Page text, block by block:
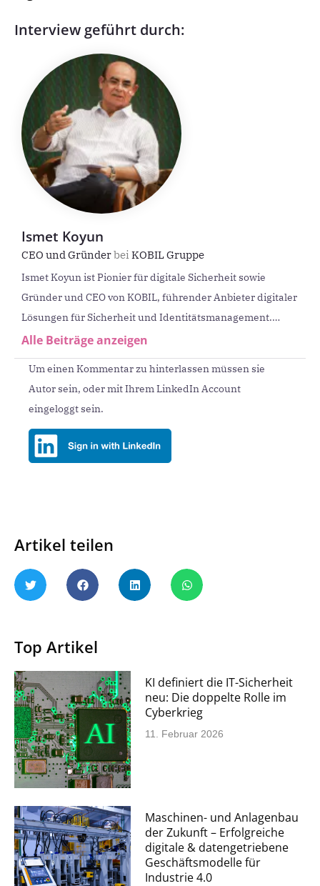
Interview geführt durch:
Ismet Koyun
CEO und GründerbeiKOBIL Gruppe
Ismet Koyun ist Pionier für digitale Sicherheit sowie
Gründer und CEO von KOBIL, führender Anbieter digitaler
Lösungen für Sicherheit und Identitätsmanagement.
Koyun setzt sich für die digitale Souveränität Europas ein.
Sein Fokus liegt darauf, Europa digital abzusichern – mit
Alle Beiträge anzeigen
Um einen Kommentar zu hinterlassen müssen sie
Autor sein, oder mit Ihrem LinkedIn Account
eingeloggt sein.
Artikel teilen
Top Artikel
KI definiert die IT-Sicherheit
neu: Die doppelte Rolle im
Cyberkrieg
11. Februar 2026
Maschinen- und Anlagenbau
der Zukunft – Erfolgreiche
digitale & datengetriebene
Geschäftsmodelle für
Industrie 4.0